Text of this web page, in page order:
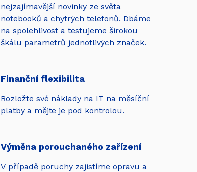
nejzajímavější novinky ze světa
notebooků a chytrých telefonů. Dbáme
na spolehlivost a testujeme širokou
škálu parametrů jednotlivých značek.
Finanční flexibilita
Rozložte své náklady na IT na měsíční
platby a mějte je pod kontrolou.
Výměna porouchaného zařízení
V případě poruchy zajistíme opravu a